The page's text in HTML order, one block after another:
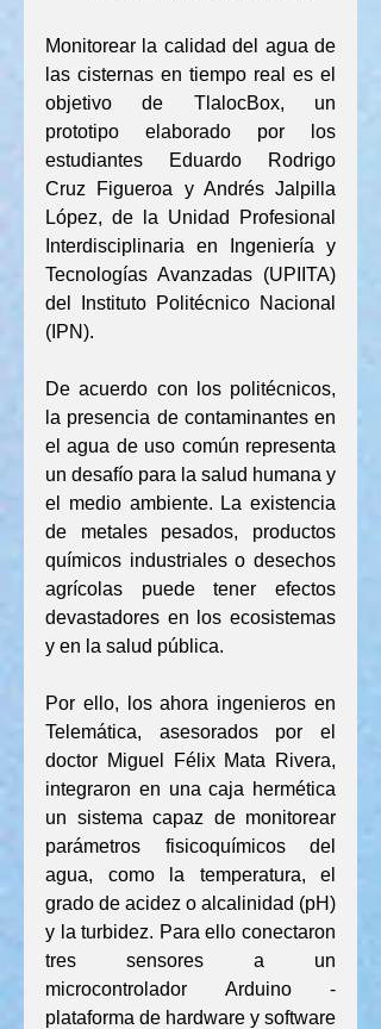
Monitorear la calidad del agua de
las cisternas en tiempo real es el
objetivo de TlalocBox, un
prototipo elaborado por los
estudiantes Eduardo Rodrigo
Cruz Figueroa y Andrés Jalpilla
López, de la Unidad Profesional
Interdisciplinaria en Ingeniería y
Tecnologías Avanzadas (UPIITA)
del Instituto Politécnico Nacional
(IPN).
De acuerdo con los politécnicos,
la presencia de contaminantes en
el agua de uso común representa
un desafío para la salud humana y
el medio ambiente. La existencia
de metales pesados, productos
químicos industriales o desechos
agrícolas puede tener efectos
devastadores en los ecosistemas
y en la salud pública.
Por ello, los ahora ingenieros en
Telemática, asesorados por el
doctor Miguel Félix Mata Rivera,
integraron en una caja hermética
un sistema capaz de monitorear
parámetros fisicoquímicos del
agua, como la temperatura, el
grado de acidez o alcalinidad (pH)
y la turbidez. Para ello conectaron
tres sensores a un
microcontrolador Arduino -
plataforma de hardware y software